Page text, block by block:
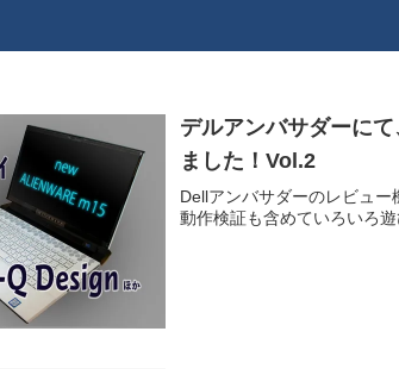
デルアンバサダーに
ました！Vol.2
Dellアンバサダーのレビュ
動作検証も含めていろいろ遊